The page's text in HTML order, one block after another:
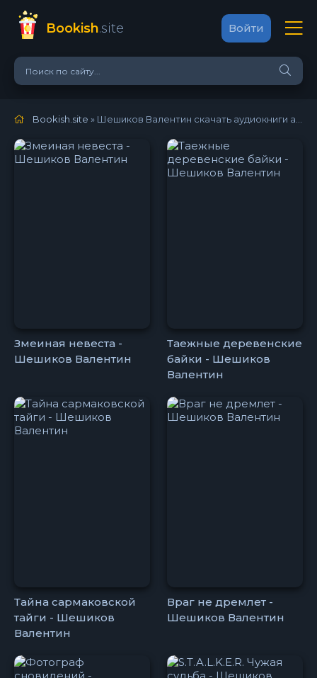
Bookish.site Войти
Bookish.site » Шешиков Валентин скачать аудиокниги автора онлайн
Змеиная невеста -
Шешиков Валентин
Таежные деревенские
байки - Шешиков
Валентин
Тайна сармаковской
тайги - Шешиков
Валентин
Враг не дремлет -
Шешиков Валентин